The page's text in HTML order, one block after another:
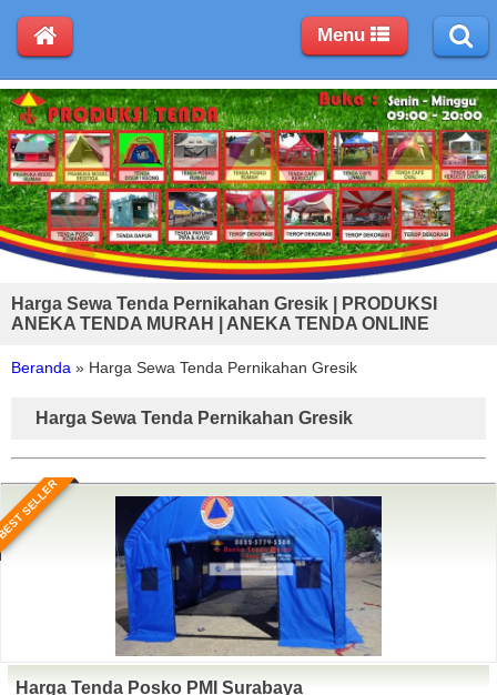
Harga Sewa Tenda Pernikahan Gresik | PRODUKSI
ANEKA TENDA MURAH | ANEKA TENDA ONLINE
Beranda » Harga Sewa Tenda Pernikahan Gresik
Harga Sewa Tenda Pernikahan Gresik
SELLER
Harga Tenda Posko PMI Surabaya
Menu